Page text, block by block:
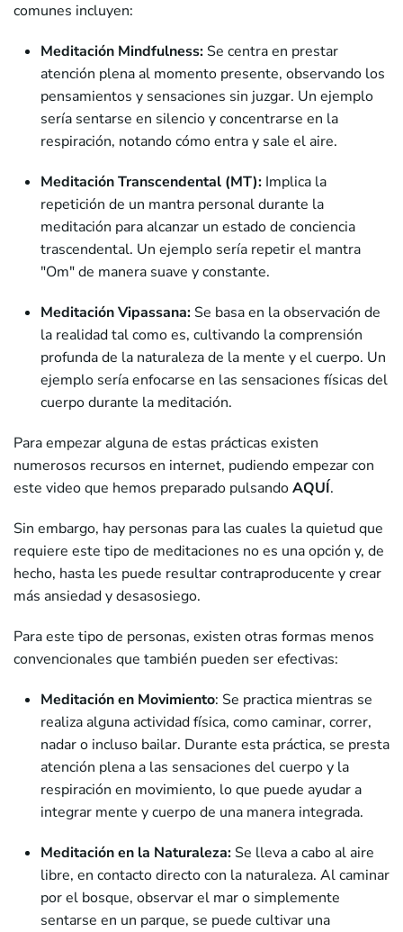
comunes incluyen:
Meditación Mindfulness: Se centra en prestar
atención plena al momento presente, observando los
pensamientos y sensaciones sin juzgar. Un ejemplo
sería sentarse en silencio y concentrarse en la
respiración, notando cómo entra y sale el aire.
Meditación Transcendental (MT): Implica la
repetición de un mantra personal durante la
meditación para alcanzar un estado de conciencia
trascendental. Un ejemplo sería repetir el mantra
"Om" de manera suave y constante.
Meditación Vipassana: Se basa en la observación de
la realidad tal como es, cultivando la comprensión
profunda de la naturaleza de la mente y el cuerpo. Un
ejemplo sería enfocarse en las sensaciones físicas del
cuerpo durante la meditación.
Para empezar alguna de estas prácticas existen
numerosos recursos en internet, pudiendo empezar con
este video que hemos preparado pulsandoAQUÍ.
Sin embargo, hay personas para las cuales la quietud que
requiere este tipo de meditaciones no es una opción y, de
hecho, hasta les puede resultar contraproducente y crear
más ansiedad y desasosiego.
Para este tipo de personas, existen otras formas menos
convencionales que también pueden ser efectivas:
Meditación en Movimiento: Se practica mientras se
realiza alguna actividad física, como caminar, correr,
nadar o incluso bailar. Durante esta práctica, se presta
atención plena a las sensaciones del cuerpo y la
respiración en movimiento, lo que puede ayudar a
integrar mente y cuerpo de una manera integrada.
Meditaciónen la Naturaleza: Se lleva a cabo al aire
libre, en contacto directo con la naturaleza. Al caminar
por el bosque, observar el mar o simplemente
sentarse en un parque, se puede cultivar una